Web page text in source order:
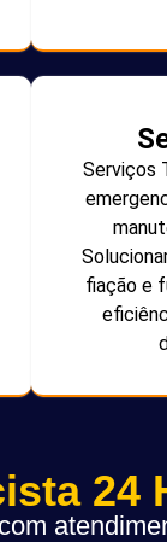
Serviços
fiação e
24